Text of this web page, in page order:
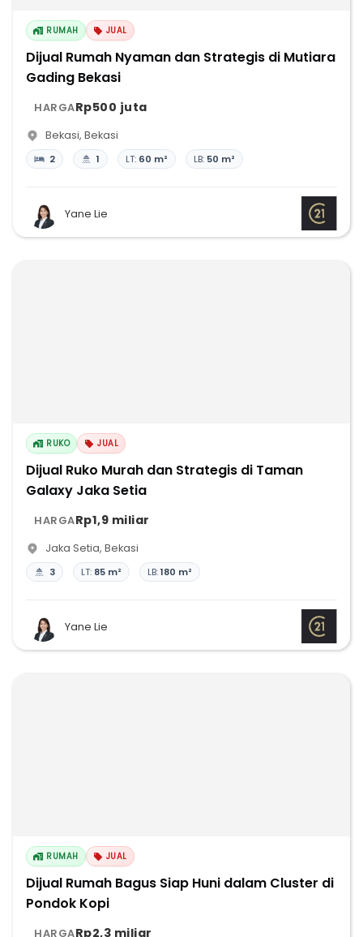
RUMAH JUAL
Dijual Rumah Nyaman dan Strategis di Mutiara
Gading Bekasi
HARGARp500 juta
Bekasi, Bekasi
2 1 LT: 60 m² LB: 50 m²
Yane Lie
RUKO JUAL
Dijual Ruko Murah dan Strategis di Taman
Galaxy Jaka Setia
HARGARp1,9 miliar
Jaka Setia, Bekasi
3 LT: 85 m² LB:180 m²
Yane Lie
RUMAH JUAL
Dijual Rumah Bagus Siap Huni dalam Cluster di
Pondok Kopi
HARGARp2,3 miliar